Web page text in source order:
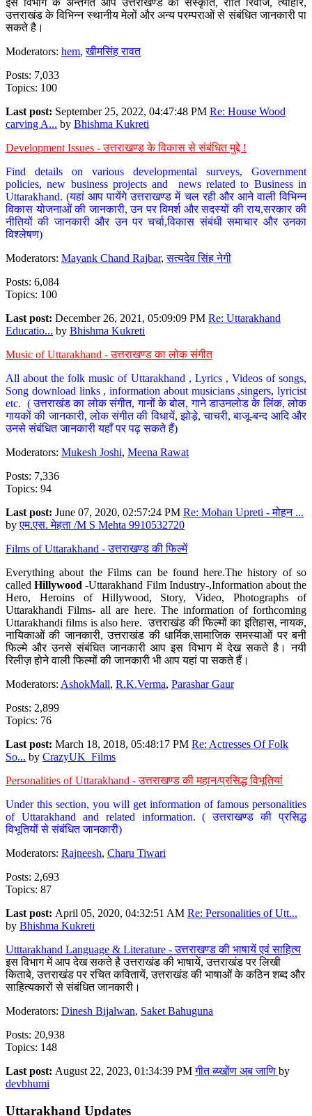
इस विभाग के अर्न्तगत आप उत्तराखण्ड की संस्कृति, रीति रिवाज, त्यौहार,
उत्तराखंड के विभिन्न स्थानीय मेलों और अन्य परम्पराओं से संबंधित जानकारी पा
सकते है।
Moderators: hem,खीमसिंह रावत
Posts: 7,033
Topics: 100
Last post: September 25, 2022, 04:47:48 PM Re: House Wood
carving A... by Bhishma Kukreti
Development Issues - उत्तराखण्ड के विकास से संबंधित मुद्दे !
Find details on various developmental surveys, Government
policies, new business projects and news related to Business in
Uttarakhand. (यहां आप पायेंगे उत्तराखण्ड में चल रही और आने वाली विभिन्न
विकास योजनाओं की जानकारी, उन पर विमर्श और सदस्यों की राय,सरकार की
नीतियों की जानकारी और उन पर चर्चा,विकास संबंधी समाचार और उनका
विश्लेषण)
Moderators: Mayank Chand Rajbar,सत्यदेव सिंह नेगी
Posts: 6,084
Topics: 100
Last post: December 26, 2021, 05:09:09 PM Re: Uttarakhand
Educatio... by Bhishma Kukreti
Music of Uttarakhand - उत्तराखण्ड का लोक संगीत
All about the folk music of Uttarakhand , Lyrics , Videos of songs,
Song download links , information about musicians ,singers, lyricist
etc. ( उत्तराखंड का लोक संगीत, गानों के बोल, गाने डाउनलोड के लिंक, लोक
गायकों की जानकारी, लोक संगीत की विधायें, झोड़े, चाचरी, बाजू-बन्द आदि और
उनसे संबंधित जानकारी यहाँ पर पढ़ सकते हैं)
Moderators: Mukesh Joshi, Meena Rawat
Posts: 7,336
Topics: 94
Last post: June 07, 2020, 02:57:24 PM Re: Mohan Upreti - मोहन ...
byएम.एस. मेहता /M S Mehta 9910532720
Films of Uttarakhand - उत्तराखण्ड की फिल्में
Everything about the Films can be found here.The history of so
calledHillywood-Uttarakhand Film Industry-,Information about the
Hero, Heroins of Hillywood, Story, Video, Photographs of
Uttarakhandi Films- all are here. The information of forthcoming
Uttarakhandi films is also here. उत्तराखंड की फिल्मों का इतिहास, नायक,
नायिकाओं की जानकारी, उत्तराखंड की धार्मिक,सामाजिक समस्याओं पर बनी
फिल्मे और उनसे संबंधित जानकारी आप इस विभाग में देख सकते है। नयी
रिलीज़ होने वाली फिल्मों की जानकारी भी आप यहां पा सकते हैं।
Moderators: AshokMall, R.K.Verma, Parashar Gaur
Posts: 2,899
Topics: 76
Last post: March 18, 2018, 05:48:17 PM Re: Actresses Of Folk
So... by CrazyUK_Films
Personalities of Uttarakhand - उत्तराखण्ड की महान/प्रसिद्ध विभूतियां
Under this section, you will get information of famous personalities
of Uttarakhand and related information. ( उत्तराखण्ड की प्रसिद्ध
विभूतियों से संबंधित जानकारी)
Moderators: Rajneesh, Charu Tiwari
Posts: 2,693
Topics: 87
Last post: April 05, 2020, 04:32:51 AM Re: Personalities of Utt...
by Bhishma Kukreti
Utttarakhand Language & Literature - उत्तराखण्ड की भाषायें एवं साहित्य
इस विभाग में आप देख सकते है उत्तराखंड की भाषायें, उत्तराखंड पर लिखी
किताबे, उत्तराखंड पर रचित कवितायें, उत्तराखंड की भाषाओं के कठिन शब्द और
साहित्यकारों से संबंधित जानकारी।
Moderators: Dinesh Bijalwan, Saket Bahuguna
Posts: 20,938
Topics: 148
Last post: August 22, 2023, 01:34:39 PMगीत ब्य्खोंण अब जाणि by
devbhumi
Uttarakhand Updates